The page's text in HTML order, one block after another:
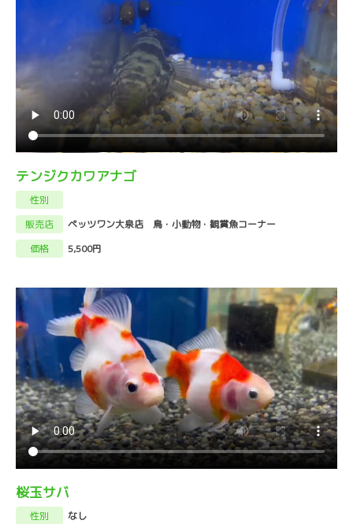
テンジクカワアナゴ
性別
販売店
ペッツワン大泉店 鳥・小動物・観賞魚コーナー
価格
5,500円
桜玉サバ
性別 なし